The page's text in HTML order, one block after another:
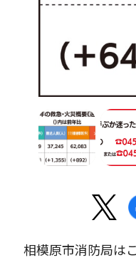
相模原市消防局は